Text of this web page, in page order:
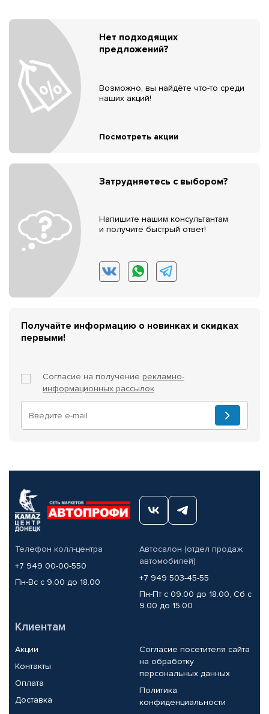
Нет подходящих
предложений?
Возможно, вы найдёте что-то среди
наших акций!
Посмотреть акции
Затрудняетесь с выбором?
Напишите нашим консультантам
и получите быстрый ответ!
Получайте информацию о новинках и скидках
первыми!
Согласие на получение рекламно-
информационных рассылок
Телефон колл-центра
+7 949 00-00-550
Пн-Вс с 9.00 до 18.00
Автосалон (отдел продаж
автомобилей)
+7 949 503-45-55
Пн-Пт с 09.00 до 18.00, Сб с
9.00 до 15.00
Клиентам
Акции
Контакты
Оплата
Доставка
Согласие посетителя сайта
на обработку
персональных данных
Политика
конфиденциальности